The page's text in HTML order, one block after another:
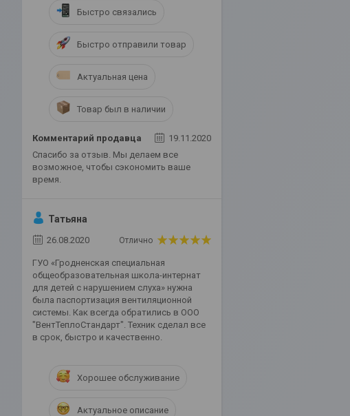
Быстро связались
Быстро отправили товар
Актуальная цена
Товар был в наличии
Комментарий продавца
19.11.2020
Спасибо за отзыв. Мы делаем все
возможное, чтобы сэкономить ваше
время.
Татьяна
26.08.2020 Отлично
ГУО «Гродненская специальная
общеобразовательная школа-интернат
для детей с нарушением слуха» нужна
была паспортизация вентиляционной
системы. Как всегда обратились в ООО
"ВентТеплоСтандарт". Техник сделал все
в срок, быстро и качественно.
Хорошее обслуживание
Актуальное описание